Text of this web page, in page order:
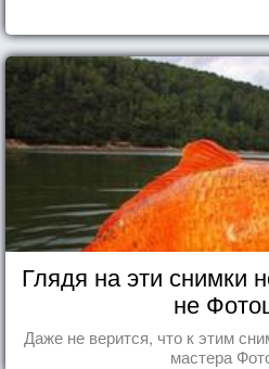
Глядя на эти снимки
не
Даже не верится, что к этим
мастера